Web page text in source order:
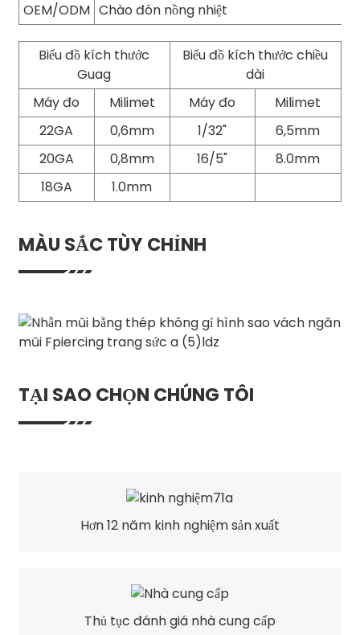
OEM/ODM Chào đón nồng nhiệt
Biểu đồ kích thước
Guag
Biểu đồ kích thước chiều
dài
Máy đo
Milimet Máy đo
Milimet
22GA
0,6mm 1/32"
6,5mm
20GA
0,8mm 16/5"
8.0mm
18GA
1.0mm
MÀU SẮC TÙY CHỈNH
TẠI SAO CHỌN CHÚNG TÔI
Hơn 12 năm kinh nghiệm sản xuất
Thủ tục đánh giá nhà cung cấp